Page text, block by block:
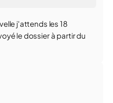
j'attends les 18
le dossier à partir du